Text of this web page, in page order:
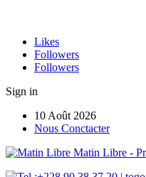
Likes
Followers
Followers
Sign in
10 Août 2026
Nous Conctacter
Matin Libre -